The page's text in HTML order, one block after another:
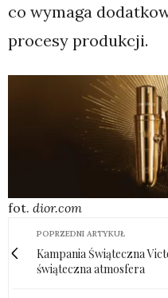
co wymaga
procesy produkcji.
fot. dior.com
POPRZEDNI ARTYKUŁ
Kampania Świąteczna
świąteczna atmosfera